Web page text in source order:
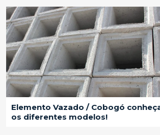
Quais as diretrizes para escolher
paver de qualidade?